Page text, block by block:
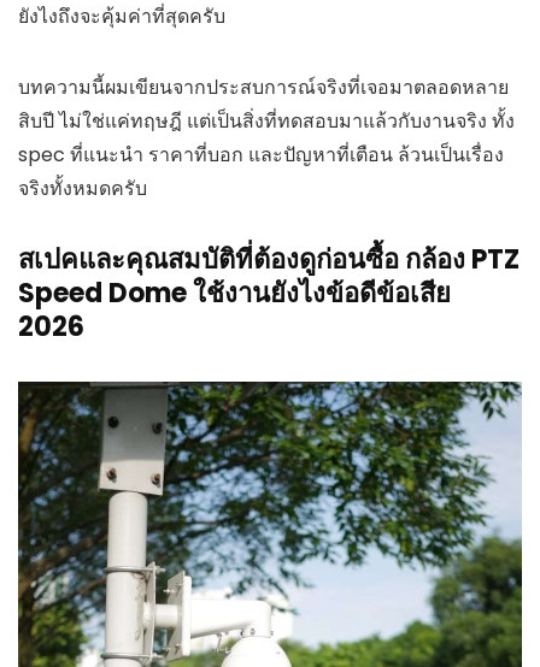
ยังไงถึงจะคุ้มค่าที่สุดครับ
บทความนี้ผมเขียนจากประสบการณ์จริงที่เจอมาตลอดหลาย
สิบปี ไม่ใช่แค่ทฤษฎี แต่เป็นสิ่งที่ทดสอบมาแล้วกับงานจริง ทั้ง
spec ที่แนะนำ ราคาที่บอก และปัญหาที่เตือน ล้วนเป็นเรื่อง
จริงทั้งหมดครับ
สเปคและคุณสมบัติที่ต้องดูก่อนซื้อ กล้อง PTZ
Speed Dome ใช้งานยังไงข้อดีข้อเสีย
2026